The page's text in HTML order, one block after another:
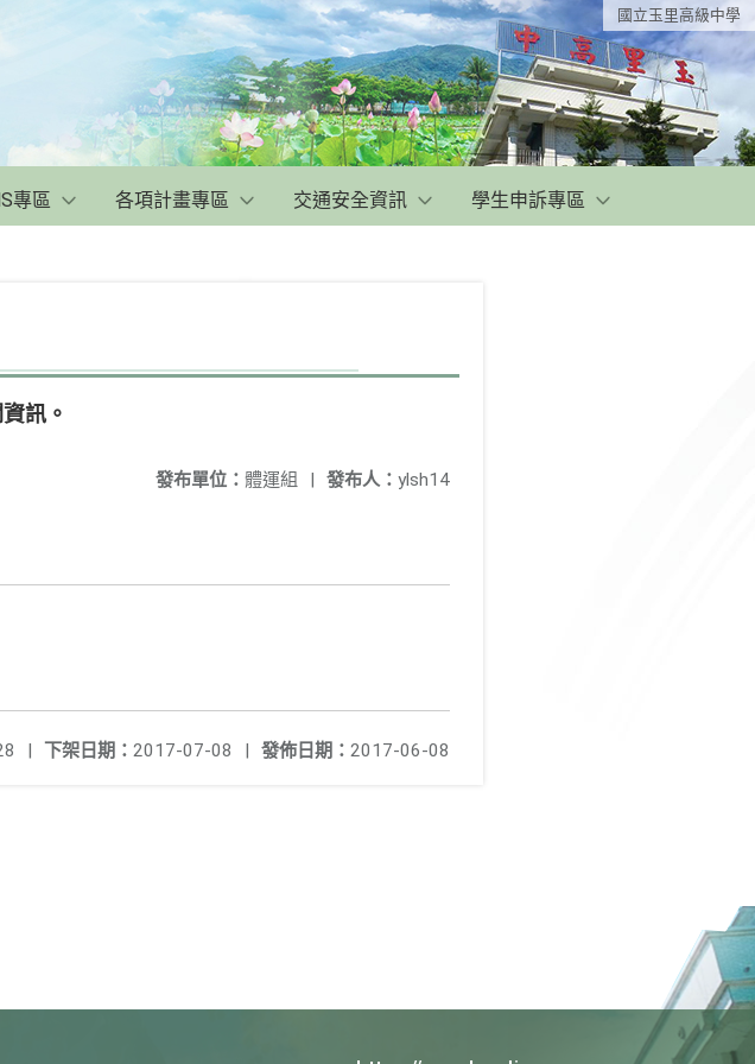
國立玉里高級中學
專區 各項計畫專區 交通安全資訊 學生申訴專區
訊。
發布人： ylsh14
發布單位： 體運組 |
發佈日期： 2017-06-08
下架日期： 2017-07-08 |
|